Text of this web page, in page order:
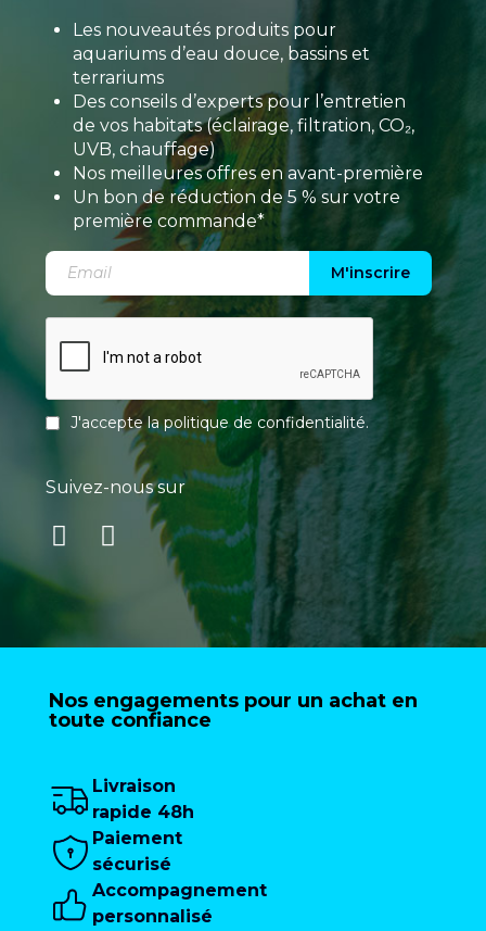
Les nouveautés produits pour
aquariums d’eau douce, bassins et
terrariums
Des conseils d’experts pour l’entretien
de vos habitats (éclairage, filtration, CO₂,
UVB, chauffage)
Nos meilleures offres en avant-première
Un bon de réduction de 5 % sur votre
première commande*
M'inscrire
J'accepte lapolitique de confidentialité.
Suivez-nous sur
Nos engagements pour un achat en
toute confiance
Livraison
rapide 48h
Paiement
sécurisé
Accompagnement
personnalisé